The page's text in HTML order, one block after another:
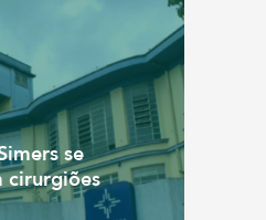
se
cirurgiões